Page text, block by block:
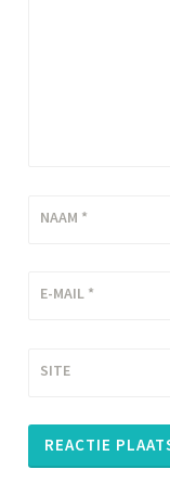
NAAM *
E-MAIL *
SITE